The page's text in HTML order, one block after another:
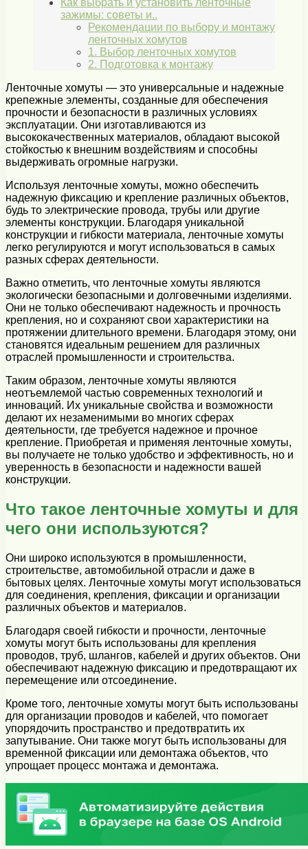
Как выбрать и установить ленточные
зажимы: советы и..
Рекомендации по выбору и монтажу
ленточных хомутов
1. Выбор ленточных хомутов
2. Подготовка к монтажу
Ленточные хомуты — это универсальные и надежные
крепежные элементы, созданные для обеспечения
прочности и безопасности в различных условиях
эксплуатации. Они изготавливаются из
высококачественных материалов, обладают высокой
стойкостью к внешним воздействиям и способны
выдерживать огромные нагрузки.
Используя ленточные хомуты, можно обеспечить
надежную фиксацию и крепление различных объектов,
будь то электрические провода, трубы или другие
элементы конструкции. Благодаря уникальной
конструкции и гибкости материала, ленточные хомуты
легко регулируются и могут использоваться в самых
разных сферах деятельности.
Важно отметить, что ленточные хомуты являются
экологически безопасными и долговечными изделиями.
Они не только обеспечивают надежность и прочность
крепления, но и сохраняют свои характеристики на
протяжении длительного времени. Благодаря этому, они
становятся идеальным решением для различных
отраслей промышленности и строительства.
Таким образом, ленточные хомуты являются
неотъемлемой частью современных технологий и
инноваций. Их уникальные свойства и возможности
делают их незаменимыми во многих сферах
деятельности, где требуется надежное и прочное
крепление. Приобретая и применяя ленточные хомуты,
вы получаете не только удобство и эффективность, но и
уверенность в безопасности и надежности вашей
конструкции.
Что такое ленточные хомуты и для
чего они используются?
Они широко используются в промышленности,
строительстве, автомобильной отрасли и даже в
бытовых целях. Ленточные хомуты могут использоваться
для соединения, крепления, фиксации и организации
различных объектов и материалов.
Благодаря своей гибкости и прочности, ленточные
хомуты могут быть использованы для крепления
проводов, труб, шлангов, кабелей и других объектов. Они
обеспечивают надежную фиксацию и предотвращают их
перемещение или отсоединение.
Кроме того, ленточные хомуты могут быть использованы
для организации проводов и кабелей, что помогает
упорядочить пространство и предотвратить их
запутывание. Они также могут быть использованы для
временной фиксации или демонтажа объектов, что
упрощает процесс монтажа и демонтажа.